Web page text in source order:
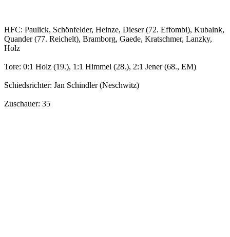
HFC: Paulick, Schönfelder, Heinze, Dieser (72. Effombi), Kubaink,
Quander (77. Reichelt), Bramborg, Gaede, Kratschmer, Lanzky,
Holz
Tore: 0:1 Holz (19.), 1:1 Himmel (28.), 2:1 Jener (68., EM)
Schiedsrichter: Jan Schindler (Neschwitz)
Zuschauer: 35